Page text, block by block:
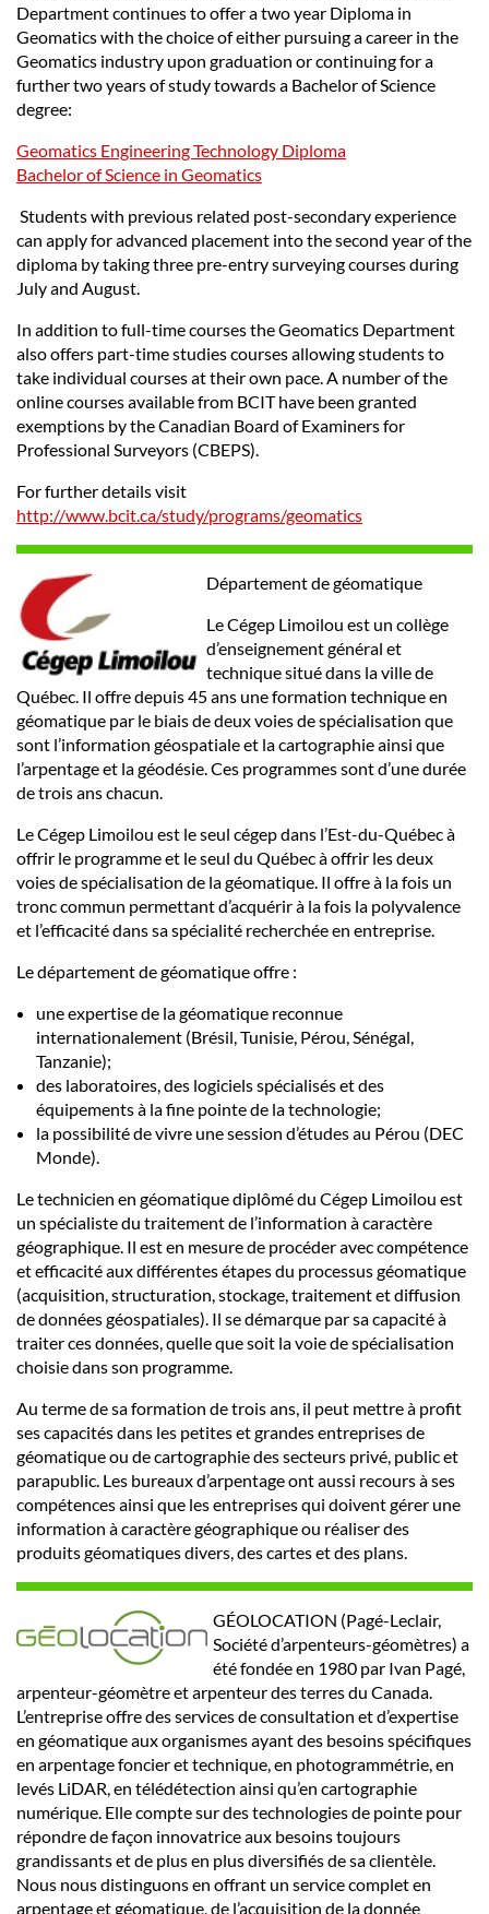
Department continues to offer a two year Diploma in
Geomatics with the choice of either pursuing a career in the
Geomatics industry upon graduation or continuing for a
further two years of study towards a Bachelor of Science
degree:
Geomatics Engineering Technology Diploma
Bachelor of Science in Geomatics
Students with previous related post-secondary experience
can apply for advanced placement into the second year of the
diploma by taking three pre-entry surveying courses during
July and August.
In addition to full-time courses the Geomatics Department
also offers part-time studies courses allowing students to
take individual courses at their own pace. A number of the
online courses available from BCIT have been granted
exemptions by the Canadian Board of Examiners for
Professional Surveyors (CBEPS).
For further details visit
http://www.bcit.ca/study/programs/geomatics
Département de géomatique
Le Cégep Limoilou est un collège
d’enseignement général et
technique situé dans la ville de
Québec. Il offre depuis 45 ans une formation technique en
géomatique par le biais de deux voies de spécialisation que
sont l’information géospatiale et la cartographie ainsi que
l’arpentage et la géodésie. Ces programmes sont d’une durée
de trois ans chacun.
Le Cégep Limoilou est le seul cégep dans l’Est-du-Québec à
offrir le programme et le seul du Québec à offrir les deux
voies de spécialisation de la géomatique. Il offre à la fois un
tronc commun permettant d’acquérir à la fois la polyvalence
et l’efficacité dans sa spécialité recherchée en entreprise.
Le département de géomatique offre :
une expertise de la géomatique reconnue
internationalement (Brésil, Tunisie, Pérou, Sénégal,
Tanzanie);
des laboratoires, des logiciels spécialisés et des
équipements à la fine pointe de la technologie;
la possibilité de vivre une session d’études au Pérou (DEC
Monde).
Le technicien en géomatique diplômé du Cégep Limoilou est
un spécialiste du traitement de l’information à caractère
géographique. Il est en mesure de procéder avec compétence
et efficacité aux différentes étapes du processus géomatique
(acquisition, structuration, stockage, traitement et diffusion
de données géospatiales). Il se démarque par sa capacité à
traiter ces données, quelle que soit la voie de spécialisation
choisie dans son programme.
Au terme de sa formation de trois ans, il peut mettre à profit
ses capacités dans les petites et grandes entreprises de
géomatique ou de cartographie des secteurs privé, public et
parapublic. Les bureaux d’arpentage ont aussi recours à ses
compétences ainsi que les entreprises qui doivent gérer une
information à caractère géographique ou réaliser des
produits géomatiques divers, des cartes et des plans.
GÉOLOCATION (Pagé-Leclair,
Société d’arpenteurs-géomètres) a
été fondée en 1980 par Ivan Pagé,
arpenteur-géomètre et arpenteur des terres du Canada.
L’entreprise offre des services de consultation et d’expertise
en géomatique aux organismes ayant des besoins spécifiques
en arpentage foncier et technique, en photogrammétrie, en
levés LiDAR, en télédétection ainsi qu’en cartographie
numérique. Elle compte sur des technologies de pointe pour
répondre de façon innovatrice aux besoins toujours
grandissants et de plus en plus diversifiés de sa clientèle.
Nous nous distinguons en offrant un service complet en
arpentage et géomatique, de l’acquisition de la donnée